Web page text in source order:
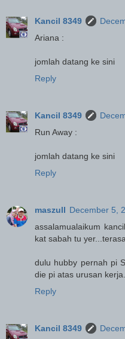
Kancil 8349
Ariana :
jomlah datang ke sini
Reply
Kancil 8349
Run Away :
jomlah datang ke sini
Reply
maszull December 5,
assalamualaikum
kat sabah tu
dulu hubby pernah pi
die pi atas urusan
Reply
Kancil 8349